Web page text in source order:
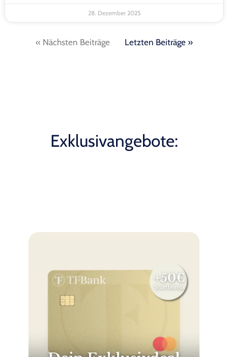
28. Dezember 2025
« Nächsten Beiträge Letzten Beiträge »
Exklusivangebote: